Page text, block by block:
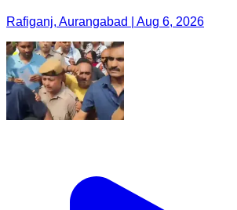
Rafiganj, Aurangabad | Aug 6, 2026